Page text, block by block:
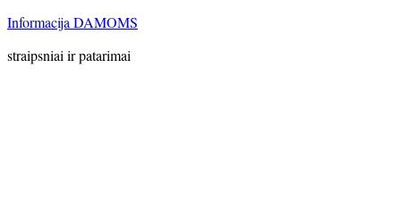
Informacija DAMOMS
straipsniai ir patarimai